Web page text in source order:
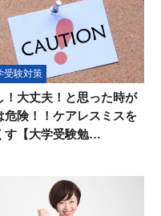
受験対策
！大丈夫！と思った時が
危険！！ケアレスミスを
す【大学受験勉…